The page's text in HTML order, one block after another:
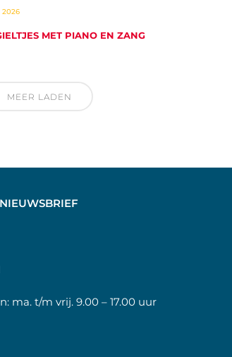
2026
MET PIANO EN ZANG
MEER LADEN
ma. t/m vrij. 9.00 – 17.00 uur